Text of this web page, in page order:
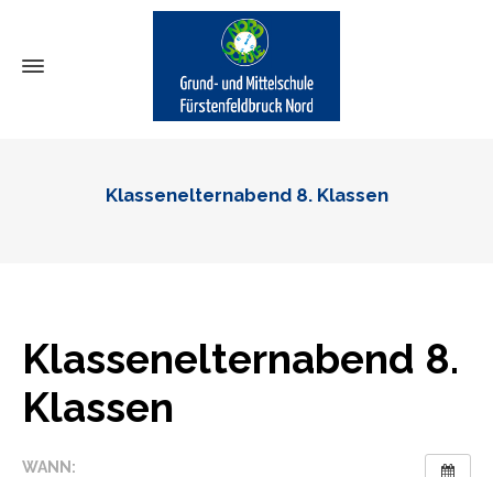
Klassenelternabend 8. Klassen
Klassenelternabend 8.
Klassen
WANN: